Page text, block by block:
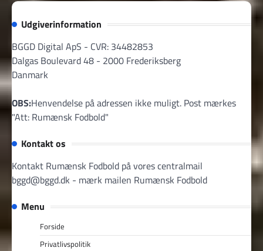
Udgiverinformation
BGGD Digital ApS - CVR: 34482853
Dalgas Boulevard 48 - 2000 Frederiksberg
Danmark
OBS:Henvendelse på adressen ikke muligt. Post mærkes
"Att: Rumænsk Fodbold"
Kontakt os
Kontakt Rumænsk Fodbold på vores centralmail
bggd@bggd.dk - mærk mailen Rumænsk Fodbold
Menu
Forside
Privatlivspolitik